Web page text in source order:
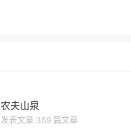
农夫山泉
发表文章 359 篇文章